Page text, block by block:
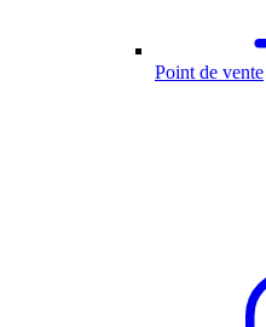
Point de vente